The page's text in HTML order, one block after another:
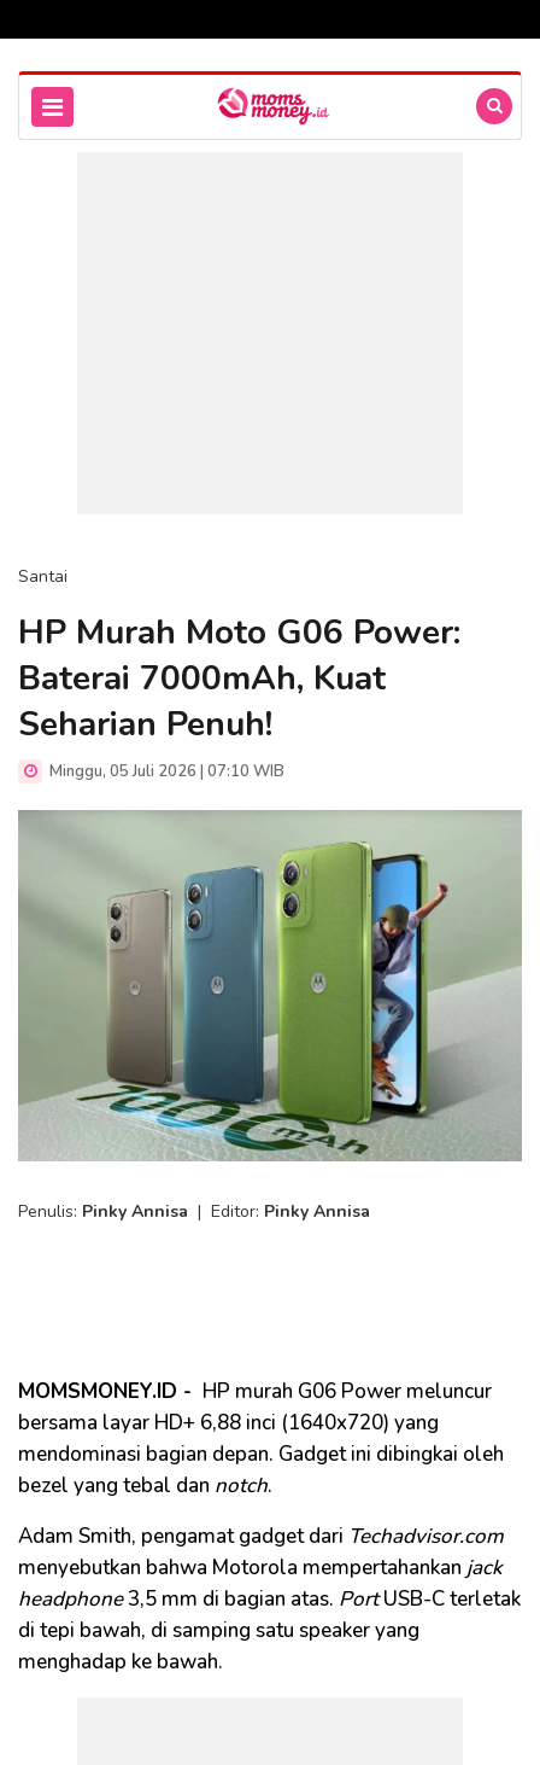
Santai
HP Murah Moto G06 Power:
Baterai 7000mAh, Kuat
Seharian Penuh!
Minggu, 05 Juli 2026 | 07:10 WIB
Penulis: Pinky Annisa | Editor: Pinky Annisa
MOMSMONEY.ID - ​HP murah G06 Power meluncur
bersama layar HD+ 6,88 inci (1640x720) yang
mendominasi bagian depan. Gadget ini dibingkai oleh
bezel yang tebal dan notch.
Adam Smith, pengamat gadget dari Techadvisor.com
menyebutkan bahwa Motorola mempertahankan jack
headphone3,5 mm di bagian atas. PortUSB-C terletak
di tepi bawah, di samping satu speaker yang
menghadap ke bawah.